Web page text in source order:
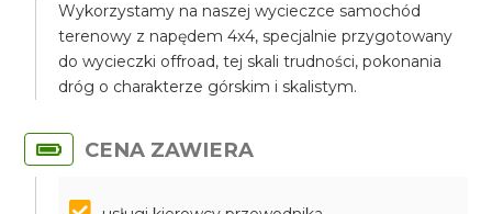
Wykorzystamy na naszej wycieczce samochód
terenowy z napędem 4x4, specjalnie przygotowany
do wycieczki offroad, tej skali trudności, pokonania
dróg o charakterze górskim i skalistym.
CENA ZAWIERA